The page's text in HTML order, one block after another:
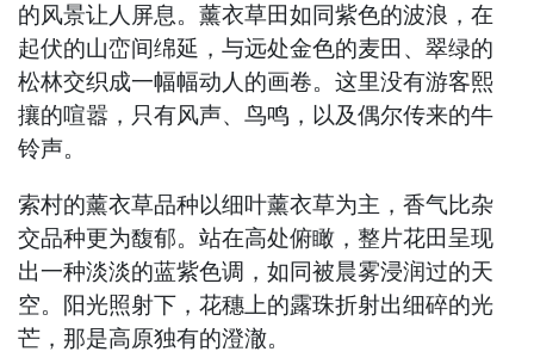
的风景让人屏息。薰衣草田如同紫色的波浪，在
起伏的山峦间绵延，与远处金色的麦田、翠绿的
松林交织成一幅幅动人的画卷。这里没有游客熙
攘的喧嚣，只有风声、鸟鸣，以及偶尔传来的牛
铃声。
索村的薰衣草品种以细叶薰衣草为主，香气比杂
交品种更为馥郁。站在高处俯瞰，整片花田呈现
出一种淡淡的蓝紫色调，如同被晨雾浸润过的天
空。阳光照射下，花穗上的露珠折射出细碎的光
芒，那是高原独有的澄澈。